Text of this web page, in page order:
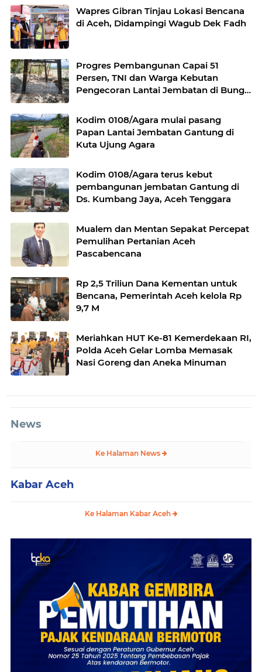
Wapres Gibran Tinjau Lokasi Bencana
di Aceh, Didampingi Wagub Dek Fadh
Progres Pembangunan Capai 51
Persen, TNI dan Warga Kebutan
Pengecoran Lantai Jembatan di Bunga
Kodim 0108/Agara mulai pasang
Papan Lantai Jembatan Gantung di
Kuta Ujung Agara
Kodim 0108/Agara terus kebut
pembangunan jembatan Gantung di
Ds. Kumbang Jaya, Aceh Tenggara
Mualem dan Mentan Sepakat Percepat
Pemulihan Pertanian Aceh
Pascabencana
Rp 2,5 Triliun Dana Kementan untuk
Bencana, Pemerintah Aceh kelola Rp
9,7 M
Meriahkan HUT Ke-81 Kemerdekaan RI,
Polda Aceh Gelar Lomba Memasak
Nasi Goreng dan Aneka Minuman
News
Ke Halaman News
Kabar Aceh
Ke Halaman Kabar Aceh